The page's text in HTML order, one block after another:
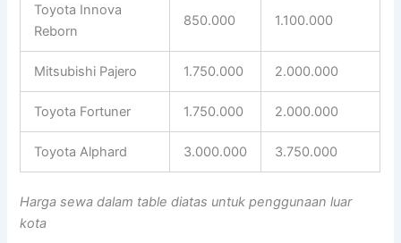
Toyota Innova
Reborn
850.000 1.100.000
Mitsubishi Pajero 1.750.000 2.000.000
Toyota Fortuner 1.750.000 2.000.000
Toyota Alphard 3.000.000 3.750.000
Harga sewa dalam table diatas untuk penggunaan luar
kota